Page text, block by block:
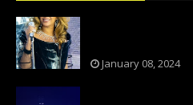
January 08, 2024